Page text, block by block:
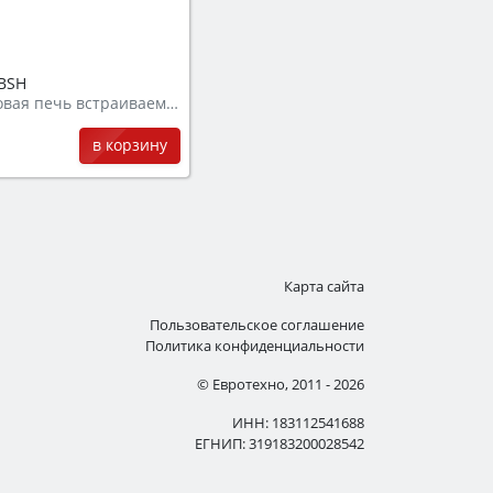
Микроволновая печь встраиваемая
в корзину
Карта сайта
Пользовательское соглашение
Политика конфиденциальности
© Евротехно, 2011 - 2026
ИНН: 183112541688
ЕГНИП: 319183200028542